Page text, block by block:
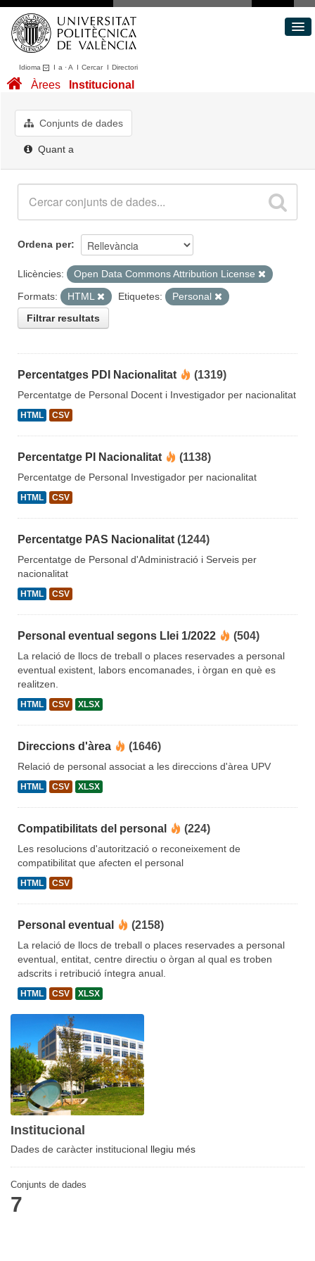
Idioma I a ·A I CercarI Directori
Conjunts de dades
Quant a
Àrees Institucional
Conjunts de dades
Quant a
Ordena per
Llicències:
Open Data Commons Attribution License
Formats:
HTML Etiquetes:
Personal
Filtrar resultats
Percentatges PDI Nacionalitat (1319)
Percentatge de Personal Docent i Investigador per nacionalitat
HTML CSV
Percentatge PI Nacionalitat (1138)
Percentatge de Personal Investigador per nacionalitat
HTML CSV
Percentatge PAS Nacionalitat (1244)
Percentatge de Personal d'Administració i Serveis per
nacionalitat
HTML CSV
Personal eventual segons Llei 1/2022 (504)
La relació de llocs de treball o places reservades a personal
eventual existent, labors encomanades, i òrgan en què es
realitzen.
HTML CSV XLSX
Direccions d'àrea (1646)
Relació de personal associat a les direccions d'àrea UPV
HTML CSV XLSX
Compatibilitats del personal (224)
Les resolucions d'autorització o reconeixement de
compatibilitat que afecten el personal
HTML CSV
Personal eventual (2158)
La relació de llocs de treball o places reservades a personal
eventual, entitat, centre directiu o òrgan al qual es troben
adscrits i retribució íntegra anual.
HTML CSV XLSX
Institucional
Dades de caràcter institucional llegiu més
Conjunts de dades
7